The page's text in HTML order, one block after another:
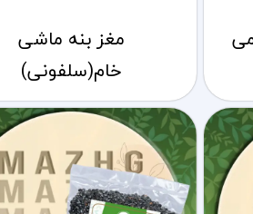
500 گرمی
مغز بنه ماشی
خام(سلفونی)